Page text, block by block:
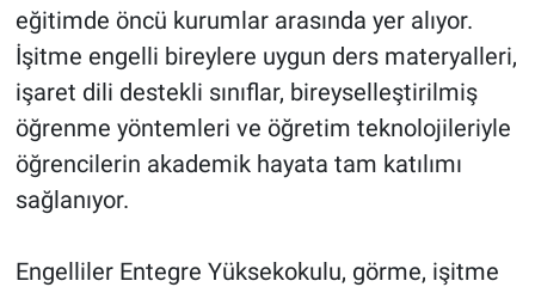
eğitimde öncü kurumlar arasında yer alıyor.
İşitme engelli bireylere uygun ders materyalleri,
işaret dili destekli sınıflar, bireyselleştirilmiş
öğrenme yöntemleri ve öğretim teknolojileriyle
öğrencilerin akademik hayata tam katılımı
sağlanıyor.
Engelliler Entegre Yüksekokulu, görme, işitme